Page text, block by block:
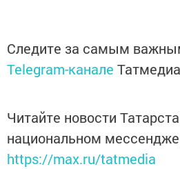
Следите за самым
Telegram-канале Татмедиа
Читайте новости
национальном
https://max.ru/tatmedia